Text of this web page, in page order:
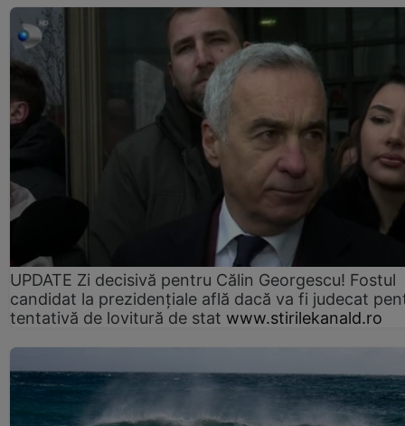
UPDATE Zi decisivă pentru Călin Georgescu! Fostul
candidat la prezidențiale află dacă va fi judecat
tentativă de lovitură de stat www.stirilekanald.ro